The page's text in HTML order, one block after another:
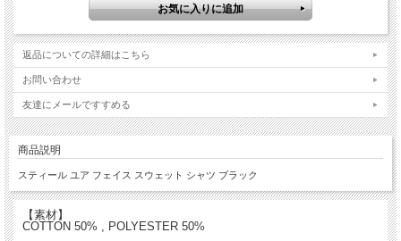
返品についての詳細はこちら
お問い合わせ
友達にメールですすめる
商品説明
スティール ユア フェイス スウェット シャツ ブラック
【素材】
COTTON 50% , POLYESTER 50%